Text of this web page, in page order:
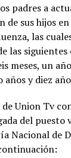
padres a
de sus hijos
las
las siguientes
meses, un
años y diez
Union Tv
del puesto
Nacional de